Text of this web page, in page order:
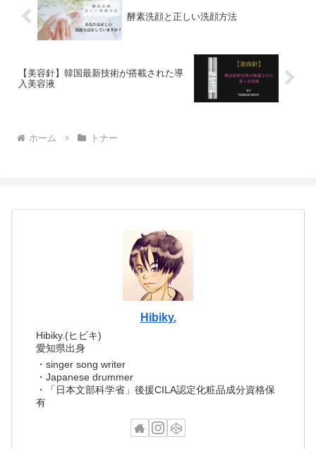
酵素洗顔と正しい洗顔方法
【美容針】韓国最新技術が搭載された導
入美容液
ホーム トナー
Hibiky.
Hibiky.(ヒビキ)
愛知県出身
・singer song writer
・Japanese drummer
・「日本文部科学省」後援CILA認定化粧品成分資格保
有